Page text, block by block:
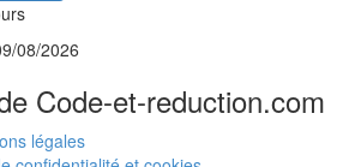
08/2026
Code-et-reduction.com
légales